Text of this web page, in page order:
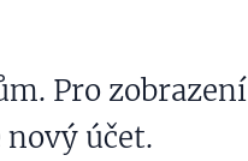
Pro zobrazení
účet.